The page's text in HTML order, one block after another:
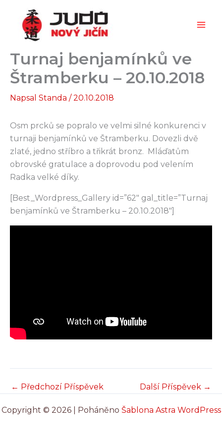
obsah
Turnaj benjamínků ve
Štramberku – 20.10.2018
Napsal Standa /20.10.2018
Osm prcků se popralo ve velmi silné konkurenci v
turnaji benjamínků ve Štramberku. Dovezli dvě
zlaté, jedno stříbro a třikrát bronz. Mláďatům
obrovské gratulace a doprovodu pod velením
Radka velké díky.
[Best_Wordpress_Gallery id=”62″ gal_title=”Turnaj
benjamínků ve Štramberku – 20.10.2018″]
← Předchozí Příspěvek Další Příspěvek →
Copyright © 2026 | Poháněno Šablona Astra WordPress